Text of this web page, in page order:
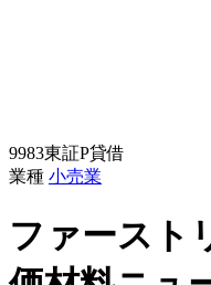
9983東証P貸借
業種 小売業
ファースト